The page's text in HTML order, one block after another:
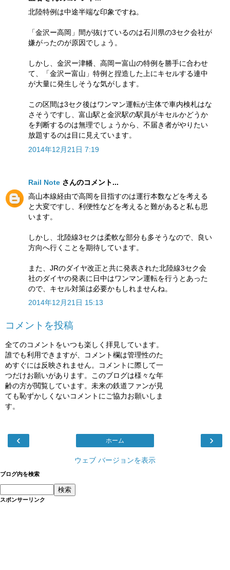
北陸特例は中途半端な印象ですね。
「金沢ー高岡」間が抜けているのは石川県の3セク会社が
嫌がったのが原因でしょう。
しかし、金沢ー津幡、高岡ー富山の特例を勝手に合わせ
て、「金沢ー富山」特例と捏造した上にキセルする連中
が大量に発生しそうな気がします。
この区間は3セク後はワンマン運転が主体で車内検札はな
さそうですし、富山駅と金沢駅の駅員がキセルかどうか
を判断するのは無理でしょうから、不届き者がやりたい
放題するのは目に見えています。
2014年12月21日 7:19
Rail Note さんのコメント...
高山本線経由で高岡を目指すのは運行本数などを考える
と大変ですし、利便性などを考えると難があると私も思
います。
しかし、北陸線3セクは柔軟な部分も多そうなので、良い
方向へ行くことを期待しています。
また、JRのダイヤ改正と共に発表された北陸線3セク会
社のダイヤの発表に日中はワンマン運転を行うとあった
ので、キセル対策は必要かもしれませんね。
2014年12月21日 15:13
コメントを投稿
全てのコメントをいつも楽しく拝見しています。
誰でも利用できますが、コメント欄は管理性のた
めすぐには反映されません。コメントに際して一
つだけお願いがあります。このブログは様々な年
齢の方が閲覧しています。未来の鉄道ファンが見
ても恥ずかしくないコメントにご協力お願いしま
す。
‹ ›
ホーム
ウェブ バージョンを表示
ブログ内を検索
スポンサーリンク